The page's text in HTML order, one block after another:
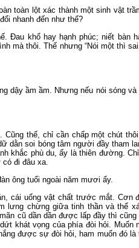
toàn lột xác thành một sinh vật
nhanh đến như thế?
Đau khổ hay hạnh phúc; niết bàn
mà thôi. Thế nhưng “Nói một thì
dậy ầm ầm. Nhưng nếu nói sóng
thế, chỉ cần chấp một chút
dằn soi bóng tâm người đầy tham
khắc phù du, ấy là thiên đường.
đi đâu xa.
ông tuổi ngoài năm mươi ấy.
cái uống vật chất trước mắt. Cơn
lưng chừng giữa tinh thần và thể
cũ dần dần được lấp đầy thì cũng
khát vọng của phía đòi hỏi. Muốn
được sự đòi hỏi, ham muốn đó là